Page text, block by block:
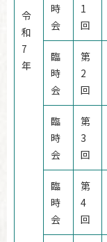
令
和
7
年
時
会
1
回
臨
時
会
第
2
回
臨
時
会
第
3
回
臨
時
会
第
4
回